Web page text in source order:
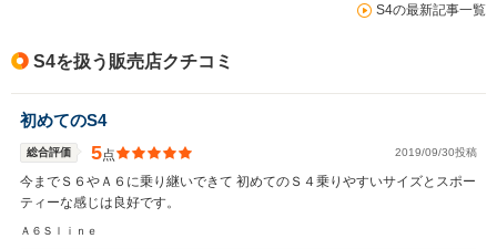
S4の最新記事一覧
S4を扱う販売店クチコミ
初めてのS4
総合評価 5点 2019/09/30投稿
今までＳ６やＡ６に乗り継いできて 初めてのＳ４乗りやすいサイズとスポー
ティーな感じは良好です。
Ａ６Ｓｌｉｎｅ